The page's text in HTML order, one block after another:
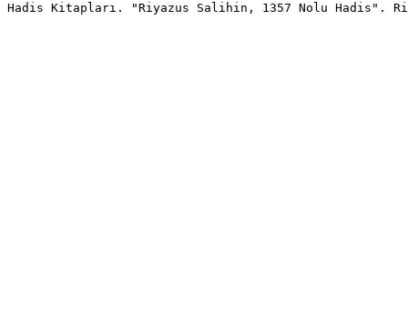
Hadis Kitapları. "Riyazus Salihin, 1357 Nolu Hadis".